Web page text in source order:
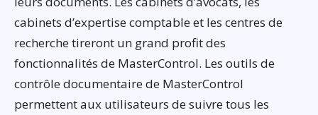
cabinets d’expertise comptable et les centres de
recherche tireront un grand profit des
fonctionnalités de MasterControl. Les outils de
contrôle documentaire de MasterControl
permettent aux utilisateurs de suivre tous les